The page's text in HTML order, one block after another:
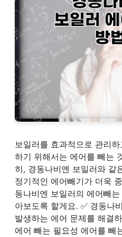
보일러를 효과적으로 관리
하기 위해서는 에어를 빼는
히, 경동나비엔 보일러와 같
정기적인 에어빼기가 더욱
동나비엔 보일러의 에어빼
아보도록 할게요. ✅ 경동나
발생하는 에어 문제를 해결
에어 빼는 필요성 에어를 빼